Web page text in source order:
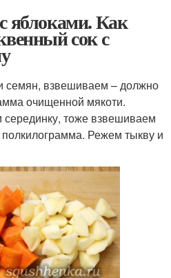
яблоками. Как
сок с
семян, взвешиваем – должно
очищенной мякоти.
тоже взвешиваем
Режем тыкву и